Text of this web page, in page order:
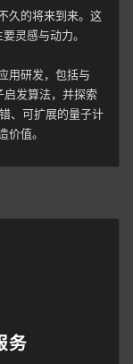
久的将来到来。这
灵感与动力。
用研发，包括与
发算法，并探索
、可扩展的量子计
值。
务